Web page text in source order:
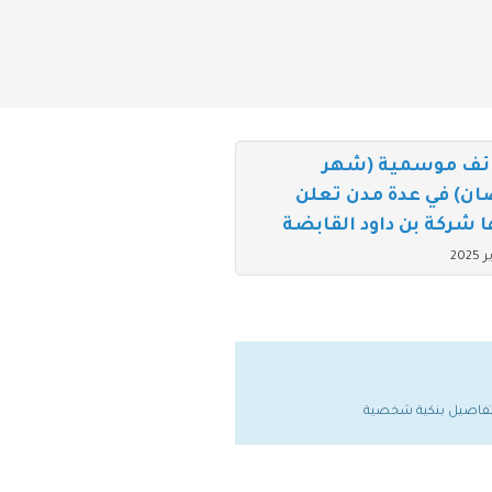
موسمية (شهر
في عدة مدن تعلن
شركة بن داود القابضة
تفاصيل بنكية شخصية